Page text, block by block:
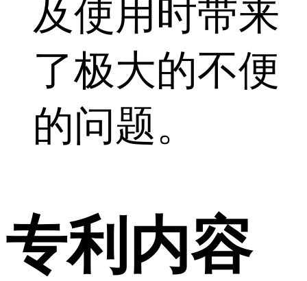
及使用时带来
了极大的不便
的问题。
专利内容